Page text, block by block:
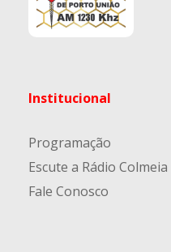
Institucional
Programação
Escute a Rádio Colmeia
Fale Conosco